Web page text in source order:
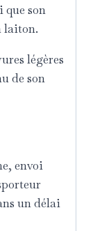
que son
laiton.
légères
de son
envoi
un délai